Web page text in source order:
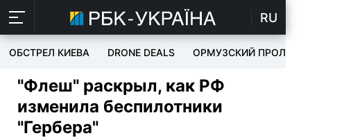
RU
ОБСТРЕЛ КИЕВА DRONE DEALS ОРМУЗСКИЙ ПРОЛИВ
"Флеш" раскрыл, как РФ
изменила беспилотники
"Гербера"